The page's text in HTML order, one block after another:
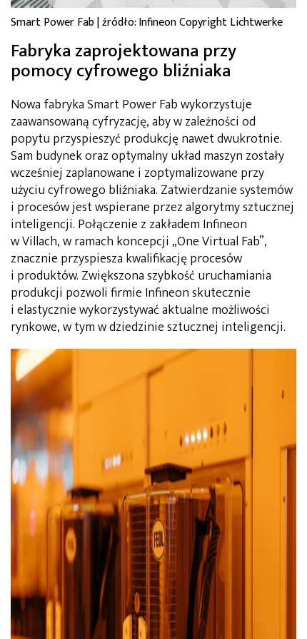
Smart Power Fab | źródło: Infineon Copyright Lichtwerke
Fabryka zaprojektowana przy
pomocy cyfrowego bliźniaka
Nowa fabryka Smart Power Fab wykorzystuje
zaawansowaną cyfryzację, aby w zależności od
popytu przyspieszyć produkcję nawet dwukrotnie.
Sam budynek oraz optymalny układ maszyn zostały
wcześniej zaplanowane i zoptymalizowane przy
użyciu cyfrowego bliźniaka. Zatwierdzanie systemów
i procesów jest wspierane przez algorytmy sztucznej
inteligencji. Połączenie z zakładem Infineon
w Villach, w ramach koncepcji „One Virtual Fab”,
znacznie przyspiesza kwalifikację procesów
i produktów. Zwiększona szybkość uruchamiania
produkcji pozwoli firmie Infineon skutecznie
i elastycznie wykorzystywać aktualne możliwości
rynkowe, w tym w dziedzinie sztucznej inteligencji.